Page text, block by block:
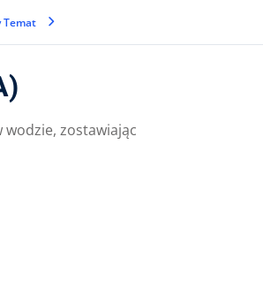
Temat
zostawiając